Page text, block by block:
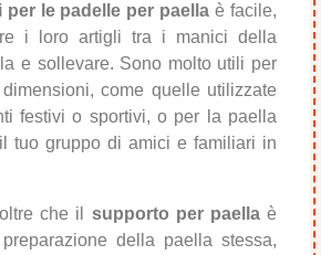
per le padelle per paella è facile,
i loro artigli tra i manici della
e sollevare. Sono molto utili per
come quelle utilizzate
festivi o sportivi, o per la paella
tuo gruppo di amici e familiari in
che il supporto per paellaè
della paella stessa,